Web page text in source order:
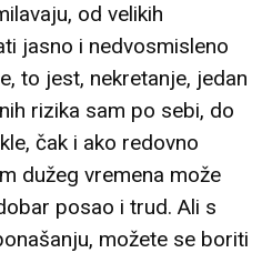
od velikih
jasno i nedvosmisleno
to jest, nekretanje, jedan
rizika sam po sebi, do
čak i ako redovno
dužeg vremena može
posao i trud. Ali s
možete se boriti